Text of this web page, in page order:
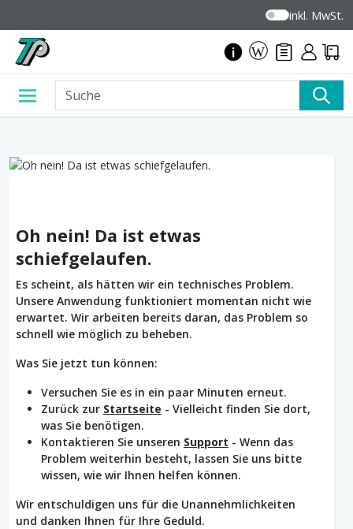
inkl. MwSt.
Oh nein! Da ist etwas
schiefgelaufen.
Es scheint, als hätten wir ein technisches Problem.
Unsere Anwendung funktioniert momentan nicht wie
erwartet. Wir arbeiten bereits daran, das Problem so
schnell wie möglich zu beheben.
Was Sie jetzt tun können:
Versuchen Sie es in ein paar Minuten erneut.
Zurück zur Startseite - Vielleicht finden Sie dort,
was Sie benötigen.
Kontaktieren Sie unseren Support - Wenn das
Problem weiterhin besteht, lassen Sie uns bitte
wissen, wie wir Ihnen helfen können.
Wir entschuldigen uns für die Unannehmlichkeiten
und danken Ihnen für Ihre Geduld.